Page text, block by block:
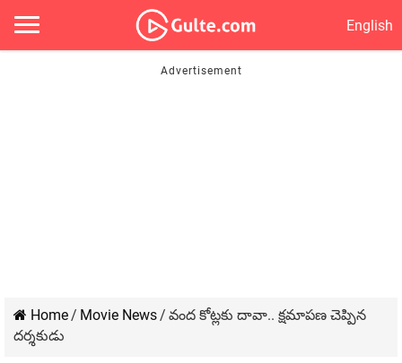
English
Home/ Movie News/ వంద కోట్లకు దావా.. క్షమాపణ చెప్పిన
దర్శకుడు